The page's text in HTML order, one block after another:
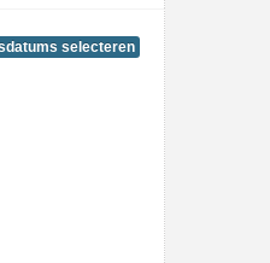
selecteren